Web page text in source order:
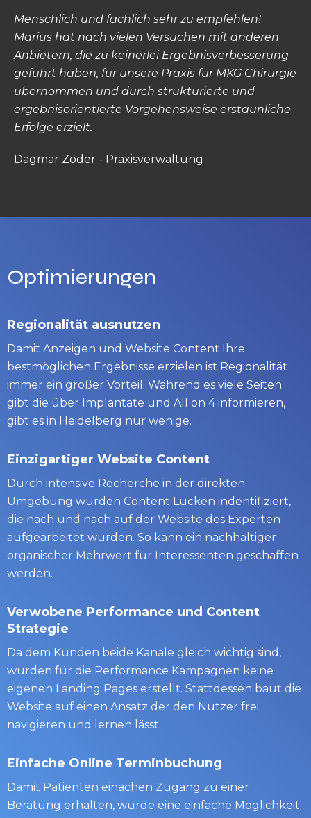
Menschlich und fachlich sehr zu empfehlen!
Marius hat nach vielen Versuchen mit anderen
Anbietern, die zu keinerlei Ergebnisverbesserung
geführt haben, für unsere Praxis für MKG Chirurgie
übernommen und durch strukturierte und
ergebnisorientierte Vorgehensweise erstaunliche
Erfolge erzielt.
Dagmar Zoder - Praxisverwaltung
Optimierungen
Regionalität ausnutzen
Damit Anzeigen und Website Content Ihre
bestmöglichen Ergebnisse erzielen ist Regionalität
immer ein großer Vorteil. Während es viele Seiten
gibt die über Implantate und All on 4 informieren,
gibt es in Heidelberg nur wenige.
Einzigartiger Website Content
Durch intensive Recherche in der direkten
Umgebung wurden Content Lücken indentifiziert,
die nach und nach auf der Website des Experten
aufgearbeitet wurden. So kann ein nachhaltiger
organischer Mehrwert für Interessenten geschaffen
werden.
Verwobene Performance und Content
Strategie
Da dem Kunden beide Kanäle gleich wichtig sind,
wurden für die Performance Kampagnen keine
eigenen Landing Pages erstellt. Stattdessen baut die
Website auf einen Ansatz der den Nutzer frei
navigieren und lernen lässt.
Einfache Online Terminbuchung
Damit Patienten einachen Zugang zu einer
Beratung erhalten, wurde eine einfache Möglichkeit